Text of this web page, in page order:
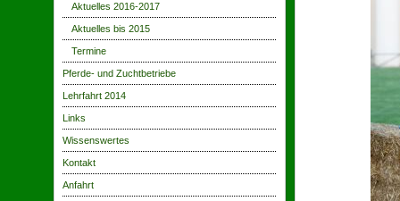
Aktuelles 2016-2017
Aktuelles bis 2015
Termine
Pferde- und Zuchtbetriebe
Lehrfahrt 2014
Links
Wissenswertes
Kontakt
Anfahrt